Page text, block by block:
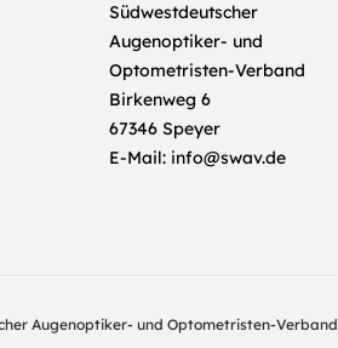
Südwestdeutscher
Augenoptiker- und
Optometristen-Verband
Birkenweg 6
67346 Speyer
E-Mail: info@swav.de
Augenoptiker- und Optometristen-Verband